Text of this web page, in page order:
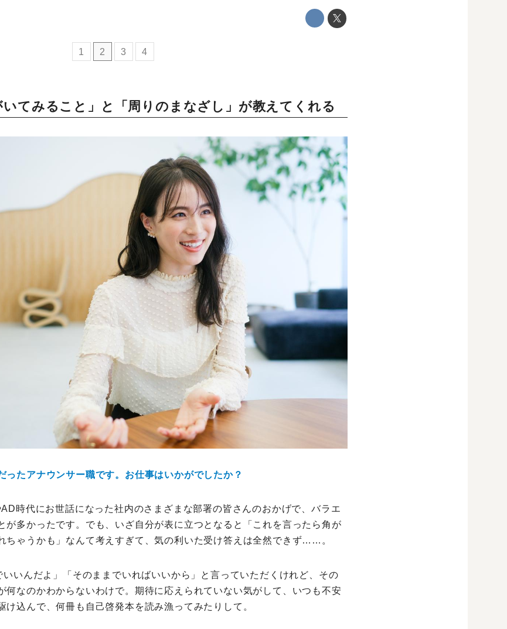
根ほり花ほり10アンケート
1 2 3 4
てみること」と「周りのまなざし」が教えてくれる
たアナウンサー職です。お仕事はいかがでしたか？
時代にお世話になった社内のさまざまな部署の皆さんのおかげで、バラエ
が多かったです。でも、いざ自分が表に立つとなると「これを言ったら角が
ちゃうかも」なんて考えすぎて、気の利いた受け答えは全然できず……。
いいんだよ」「そのままでいればいいから」と言っていただくけれど、その
何なのかわからないわけで。期待に応えられていない気がして、いつも不安
け込んで、何冊も自己啓発本を読み漁ってみたりして。